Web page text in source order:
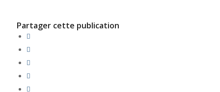
Partager cette publication